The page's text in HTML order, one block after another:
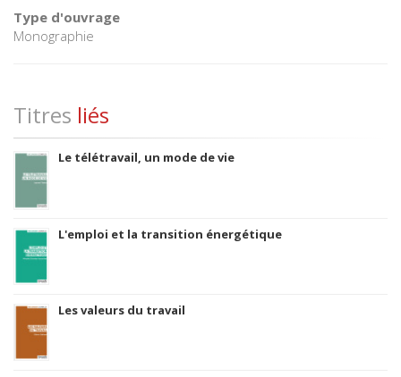
Type d'ouvrage
Monographie
Titres liés
Le télétravail, un mode de vie
L'emploi et la transition énergétique
Les valeurs du travail